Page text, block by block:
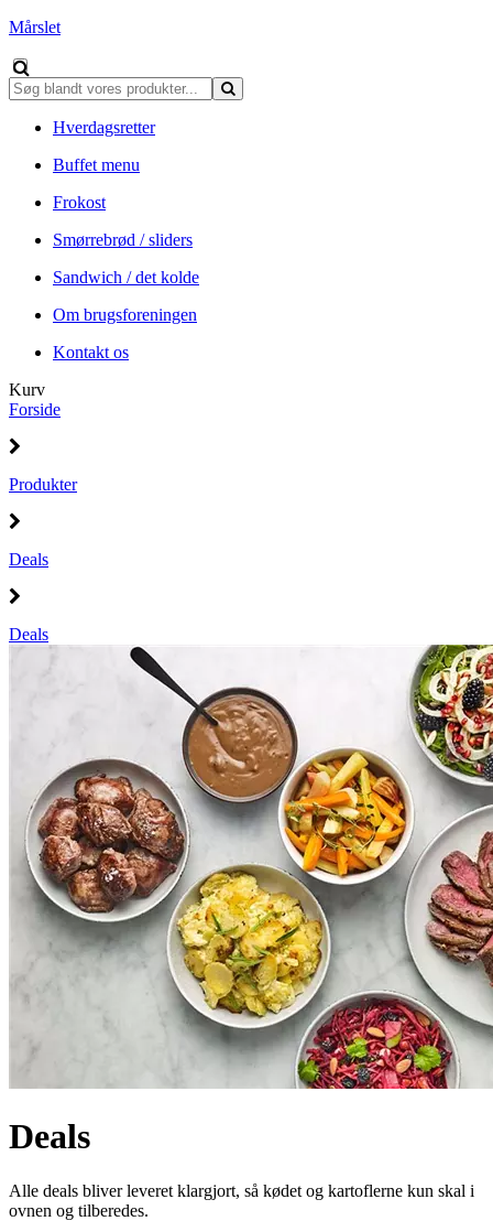
Mårslet
Hverdagsretter
Buffet menu
Frokost
Smørrebrød / sliders
Sandwich / det kolde
Om brugsforeningen
Kontakt os
Kurv
Forside
Produkter
Deals
Deals
Deals
Alle deals bliver leveret klargjort, så kødet og kartoflerne kun skal i
ovnen og tilberedes.